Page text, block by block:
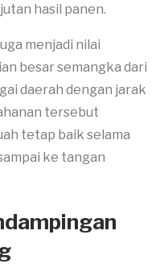
hasil panen.
menjadi nilai
besar semangka dari
daerah dengan jarak
tersebut
tetap baik selama
ke tangan